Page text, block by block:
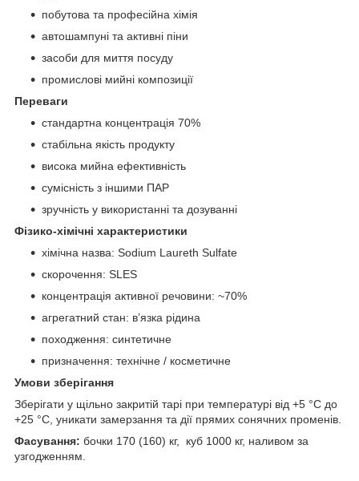
побутова та професійна хімія
автошампуні та активні піни
засоби для миття посуду
промислові мийні композиції
Переваги
стандартна концентрація 70%
стабільна якість продукту
висока мийна ефективність
сумісність з іншими ПАР
зручність у використанні та дозуванні
Фізико-хімічні характеристики
хімічна назва: Sodium Laureth Sulfate
скорочення: SLES
концентрація активної речовини: ~70%
агрегатний стан: в’язка рідина
походження: синтетичне
призначення: технічне / косметичне
Умови зберігання
Зберігати у щільно закритій тарі при температурі від +5 °C до
+25 °C, уникати замерзання та дії прямих сонячних променів.
Фасування: бочки 170 (160) кг, куб 1000 кг, наливом за
узгодженням.